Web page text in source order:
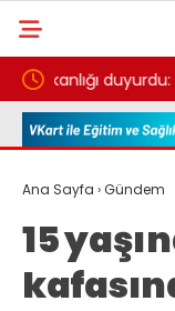
KİP, Kamu Dijital
kazandı
Ana Sayfa ›Gündem
15